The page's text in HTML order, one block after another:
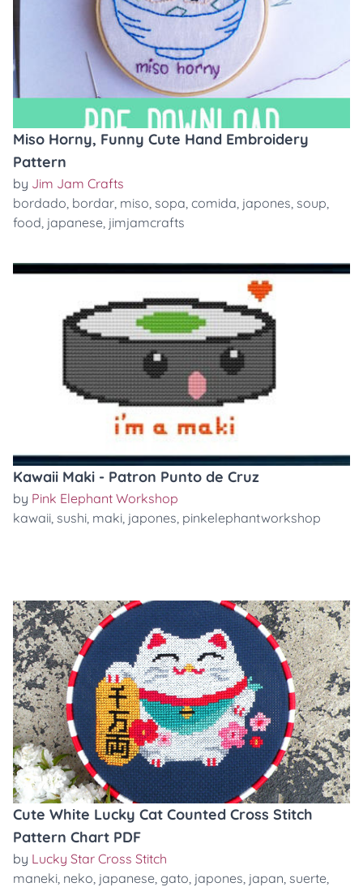
Miso Horny, Funny Cute Hand Embroidery
Pattern
by Jim Jam Crafts
bordado, bordar, miso, sopa, comida, japones, soup,
food, japanese, jimjamcrafts
Kawaii Maki - Patron Punto de Cruz
by Pink Elephant Workshop
kawaii, sushi, maki, japones, pinkelephantworkshop
Cute White Lucky Cat Counted Cross Stitch
Pattern Chart PDF
by Lucky Star Cross Stitch
maneki, neko, japanese, gato, japones, japan, suerte,